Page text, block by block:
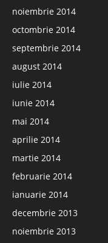
noiembrie 2014
octombrie 2014
septembrie 2014
august 2014
iulie 2014
iunie 2014
mai 2014
aprilie 2014
martie 2014
februarie 2014
ianuarie 2014
decembrie 2013
noiembrie 2013